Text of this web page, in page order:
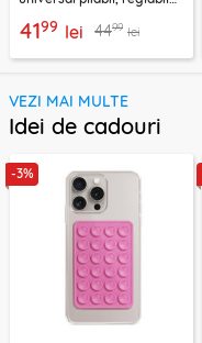
negru
4199 lei 4499 lei
VEZI MAI MULTE
Idei de cadouri
-3%